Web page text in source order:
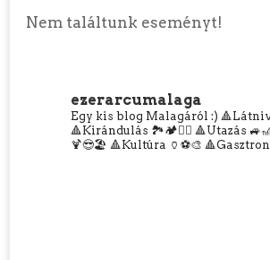
Nem találtunk eseményt!
ezerarcumalaga
Egy kis blog Malagáról :)
🔺Kirándulás 🏞️🏕️🧗‍♀️ 🔺Utazás
🍹😎🏖️ 🔺Kultúra 🏺⚽🎨